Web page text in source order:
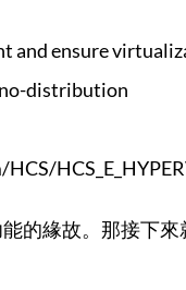
ensure
distribution
的緣故。那接下